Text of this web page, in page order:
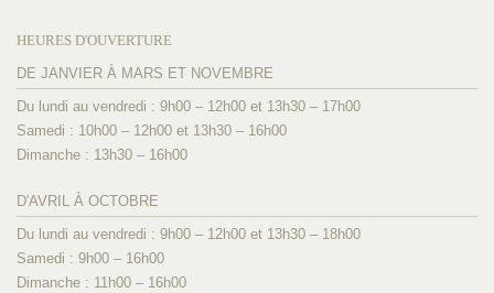
HEURES D'OUVERTURE
DE JANVIER À MARS ET NOVEMBRE
Du lundi au vendredi : 9h00 – 12h00 et 13h30 – 17h00
Samedi : 10h00 – 12h00 et 13h30 – 16h00
Dimanche : 13h30 – 16h00
D'AVRIL À OCTOBRE
Du lundi au vendredi : 9h00 – 12h00 et 13h30 – 18h00
Samedi : 9h00 – 16h00
Dimanche : 11h00 – 16h00